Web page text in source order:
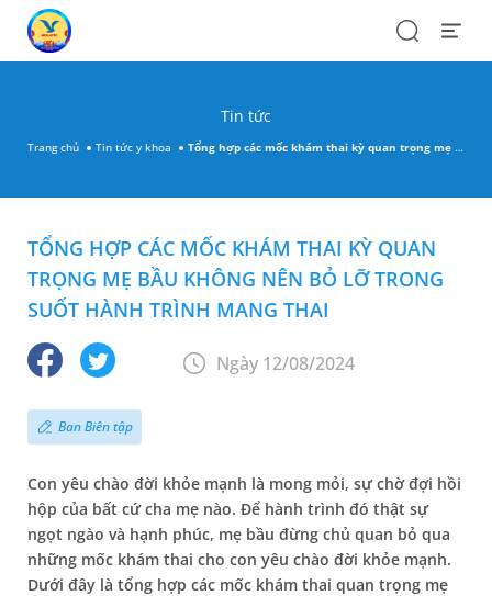
SearchOpen
Tin tức
Trang chủ Tin tức y khoa Tổng hợp các mốc khám thai kỳ quan trọng mẹ bầu không nên bỏ lỡ trong suốt hành trình mang thai
TỔNG HỢP CÁC MỐC KHÁM THAI KỲ QUAN
TRỌNG MẸ BẦU KHÔNG NÊN BỎ LỠ TRONG
SUỐT HÀNH TRÌNH MANG THAI
Ngày 12/08/2024
Ban Biên tập
Con yêu chào đời khỏe mạnh là mong mỏi, sự chờ đợi hồi
hộp của bất cứ cha mẹ nào. Để hành trình đó thật sự
ngọt ngào và hạnh phúc, mẹ bầu đừng chủ quan bỏ qua
những mốc khám thai cho con yêu chào đời khỏe mạnh.
Dưới đây là tổng hợp các mốc khám thai quan trọng mẹ